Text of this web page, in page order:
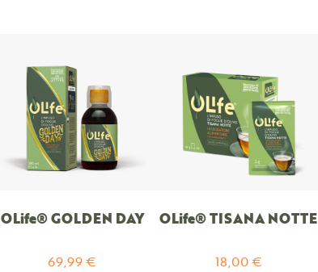
OLife® GOLDEN DAY
69,99 €
OLife® TISANA NOTTE
18,00 €